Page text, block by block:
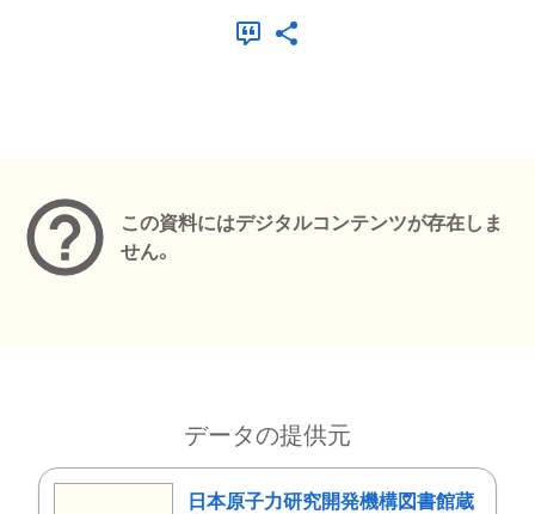
この資料にはデジタルコンテンツが存在しま
せん。
データの提供元
日本原子力研究開発機構図書館蔵